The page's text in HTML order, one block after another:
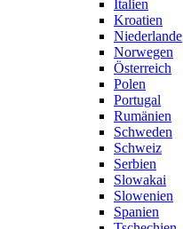
Italien
Kroatien
Niederlande
Norwegen
Österreich
Polen
Portugal
Rumänien
Schweden
Schweiz
Serbien
Slowakai
Slowenien
Spanien